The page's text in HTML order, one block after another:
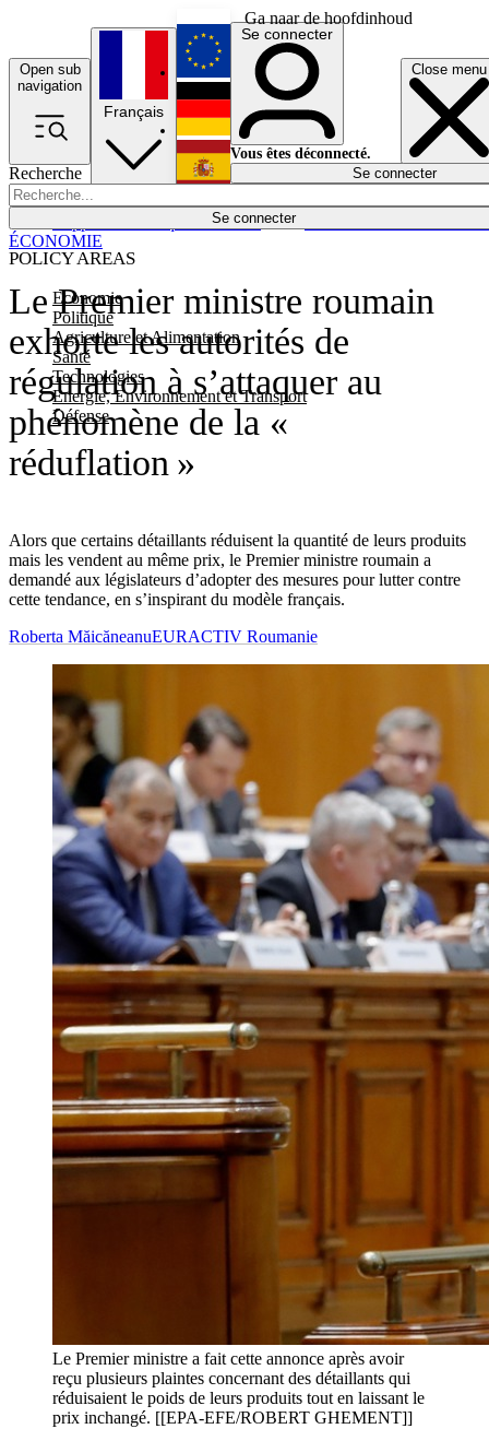
Ga naar de hoofdinhoud
Open sub
navigation
Close menu
Recherche
Se connecter
POLICY AREAS
Economie
Politique
Agriculture et Alimentation
Santé
Technologies
Energie, Environnement et Transport
Défense
Économie
Français
English
Deutsch
Español
Se connecter
Vous êtes déconnecté.
Se connecter
Le Premier ministre roumain
exhorte les autorités de
régulation à s’attaquer au
phénomène de la «
réduflation »
Alors que certains détaillants réduisent la quantité de leurs produits
mais les vendent au même prix, le Premier ministre roumain a
demandé aux législateurs d’adopter des mesures pour lutter contre
cette tendance, en s’inspirant du modèle français.
ÉCONOMIE
Roberta MăicăneanuEURACTIV Roumanie
Le Premier ministre a fait cette annonce après avoir
reçu plusieurs plaintes concernant des détaillants qui
réduisaient le poids de leurs produits tout en laissant le
prix inchangé. [[EPA-EFE/ROBERT GHEMENT]]